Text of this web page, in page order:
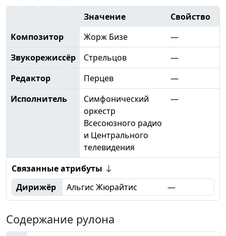
Значение
Свойство
Композитор
Жорж Бизе
—
Звукорежиссёр
Стрельцов
—
Редактор
Перцев
—
Исполнитель
Симфонический
оркестр
Всесоюзного радио
и Центрального
телевидения
—
Связанные атрибуты
Дирижёр
Альгис Жюрайтис —
Содержание рулона